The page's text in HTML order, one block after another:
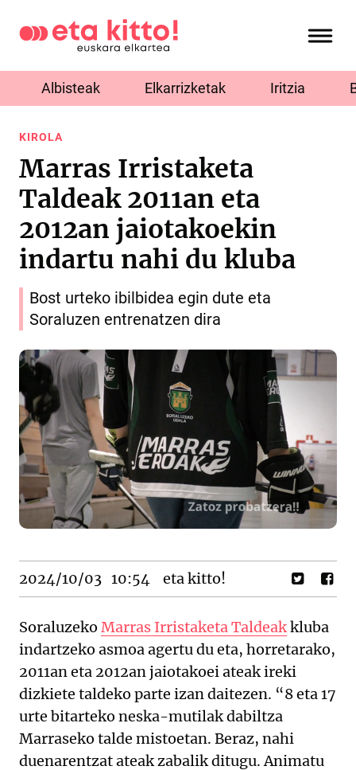
Albisteak Elkarrizketak Iritzia
KIROLA
Marras Irristaketa
Taldeak 2011an eta
2012an jaiotakoekin
indartu nahi du kluba
Bost urteko ibilbidea egin dute eta
Soraluzen entrenatzen dira
2024/10/03 10:54 eta kitto!
Soraluzeko Marras Irristaketa Taldeakkluba
indartzeko asmoa agertu du eta, horretarako,
2011an eta 2012an jaiotakoei ateak ireki
dizkiete taldeko parte izan daitezen. “8 eta 17
urte bitarteko neska-mutilak dabiltza
Marraseko talde mistoetan. Beraz, nahi
duenarentzat ateak zabalik ditugu. Animatu